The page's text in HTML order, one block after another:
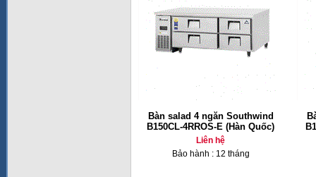
Bàn salad 4 ngăn Southwind
B150CL-4RROS-E (Hàn Quốc)
Liên hệ
Bảo hành : 12 tháng